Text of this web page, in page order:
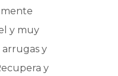
y muy
y
y